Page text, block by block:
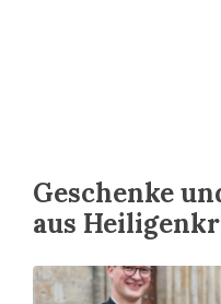
Geschenke
aus